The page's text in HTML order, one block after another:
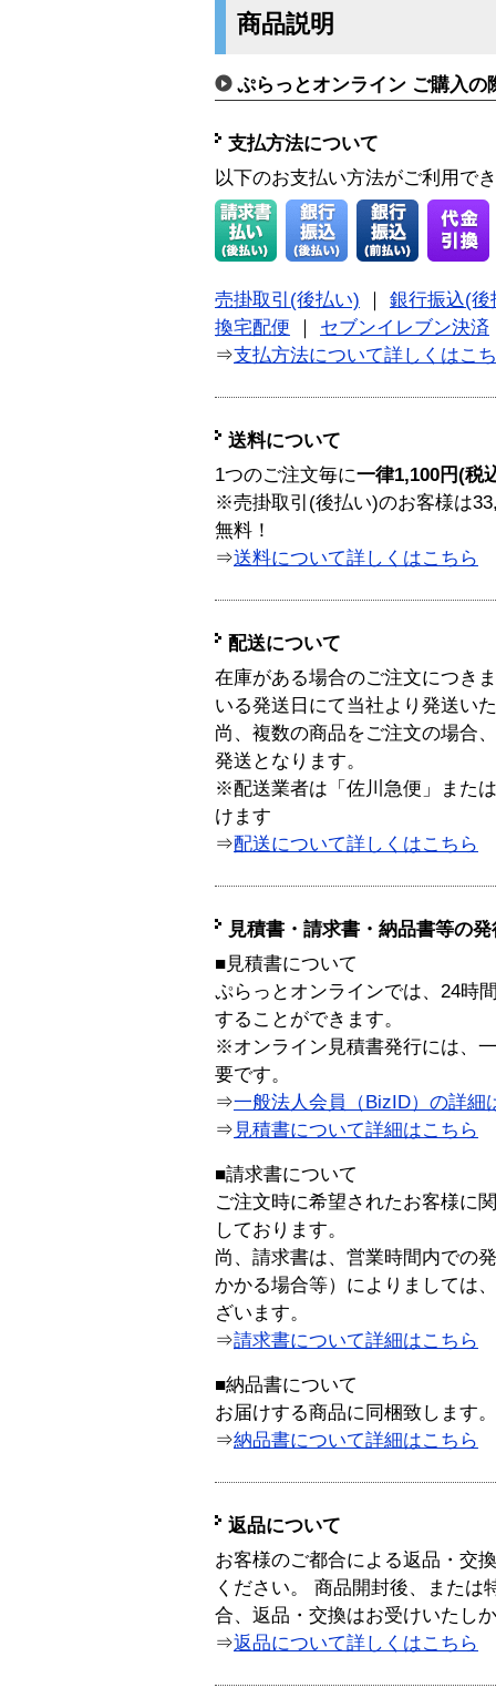
商品説明
ぷらっとオンライン ご購入の
支払方法について
以下のお支払い方法がご利用で
売掛取引(後払い)
銀行振込(後
換宅配便
セブンイレブン決済
⇒支払方法について詳しくはこ
送料について
1つのご注文毎に一律1,100円(税
※売掛取引(後払い)のお客様は
無料！
⇒送料について詳しくはこちら
配送について
在庫がある場合のご注文につき
いる発送日にて当社より発送い
尚、複数の商品をご注文の場合
発送となります。
※配送業者は「佐川急便」また
けます
⇒配送について詳しくはこちら
見積書・請求書・納品書等の
■見積書について
ぷらっとオンラインでは、24時
することができます。
※オンライン見積書発行には、
要です。
⇒一般法人会員（BizID）の詳細
⇒ 見積書について詳細はこちら
■請求書について
ご注文時に希望されたお客様に
しております。
尚、請求書は、営業時間内での
かかる場合等）によりましては
ざいます。
⇒請求書について詳細はこちら
■納品書について
お届けする商品に同梱致します。
⇒納品書について詳細はこちら
返品について
お客様のご都合による返品・交
ください。 商品開封後、または
合、返品・交換はお受けいたし
⇒返品について詳しくはこちら